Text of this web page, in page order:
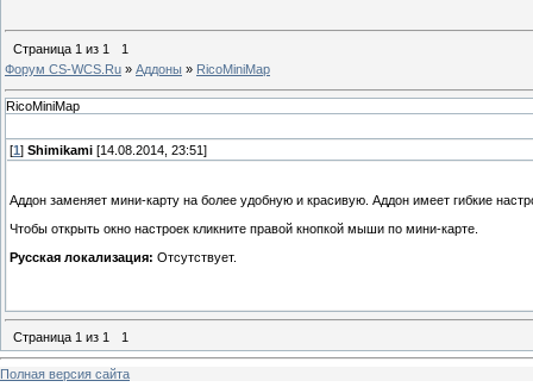
Страница 1 из 1
1
Форум CS-WCS.Ru » Аддоны » RicoMiniMap
RicoMiniMap
[1 ] Shimikami [14.08.2014, 23:51]
Аддон заменяет мини-карту на более удобную и красивую. Аддон имеет гибкие
Чтобы открыть окно настроек кликните правой кнопкой мыши по мини-карте.
Русская локализация: Отсутствует.
Страница 1 из 1 1
Полная версия сайта